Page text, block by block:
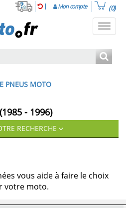
Mon compte (0)
PNEUS MOTO
- 1996)
RECHERCHE
vous aide à faire le choix
votre moto.